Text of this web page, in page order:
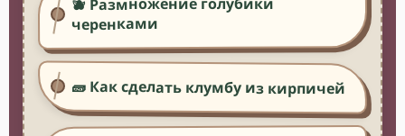
черенками
🧱 Как сделать клумбу из кирпичей